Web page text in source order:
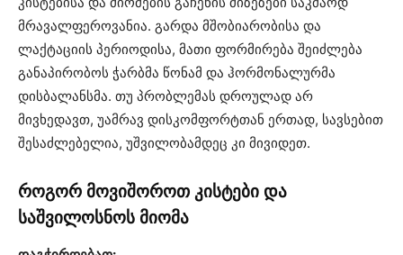
მრავალფეროვანია. გარდა მშობიარობისა და
ლაქტაციის პერიოდისა, მათი ფორმირება შეიძლება
განაპირობოს ჭარბმა წონამ და ჰორმონალურმა
დისბალანსმა. თუ პრობლემას დროულად არ
მივხედავთ, უამრავ დისკომფორტთან ერთად, სავსებით
შესაძლებელია, უშვილობამდეც კი მივიდეთ.
როგორ მოვიშოროთ კისტები და
საშვილოსნოს მიომა